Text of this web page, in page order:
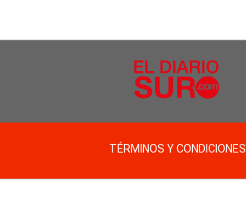
TÉRMINOS Y CONDICIONES